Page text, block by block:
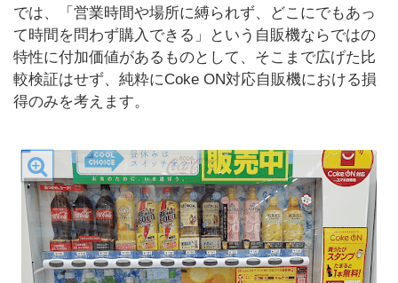
では、「営業時間や場所に縛られず、どこにでもあっ
て時間を問わず購入できる」という自販機ならではの
特性に付加価値があるものとして、そこまで広げた比
較検証はせず、純粋にCoke ON対応自販機における損
得のみを考えます。